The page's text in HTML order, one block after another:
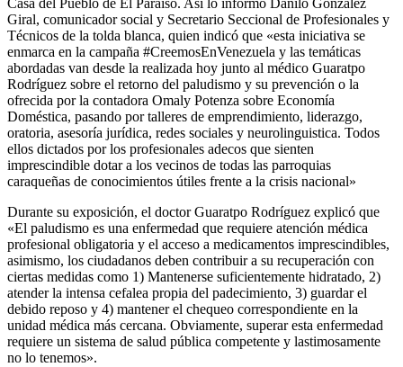
Casa del Pueblo de El Paraíso. Así lo informó Danilo González
Giral, comunicador social y Secretario Seccional de Profesionales y
Técnicos de la tolda blanca, quien indicó que «esta iniciativa se
enmarca en la campaña #CreemosEnVenezuela y las temáticas
abordadas van desde la realizada hoy junto al médico Guaratpo
Rodríguez sobre el retorno del paludismo y su prevención o la
ofrecida por la contadora Omaly Potenza sobre Economía
Doméstica, pasando por talleres de emprendimiento, liderazgo,
oratoria, asesoría jurídica, redes sociales y neurolinguistica. Todos
ellos dictados por los profesionales adecos que sienten
imprescindible dotar a los vecinos de todas las parroquias
caraqueñas de conocimientos útiles frente a la crisis nacional»
Durante su exposición, el doctor Guaratpo Rodríguez explicó que
«El paludismo es una enfermedad que requiere atención médica
profesional obligatoria y el acceso a medicamentos imprescindibles,
asimismo, los ciudadanos deben contribuir a su recuperación con
ciertas medidas como 1) Mantenerse suficientemente hidratado, 2)
atender la intensa cefalea propia del padecimiento, 3) guardar el
debido reposo y 4) mantener el chequeo correspondiente en la
unidad médica más cercana. Obviamente, superar esta enfermedad
requiere un sistema de salud pública competente y lastimosamente
no lo tenemos».